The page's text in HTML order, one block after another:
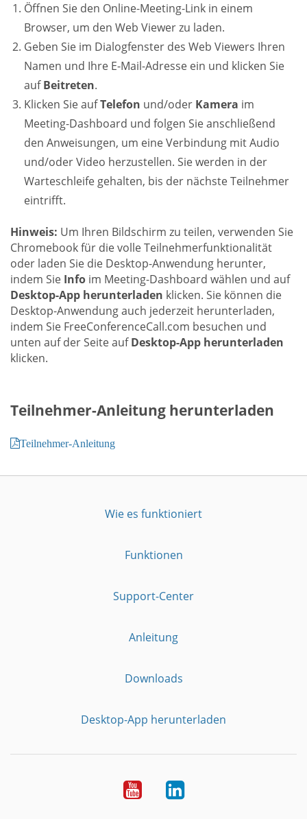
Öffnen Sie den Online-Meeting-Link in einem
Browser, um den Web Viewer zu laden.
Geben Sie im Dialogfenster des Web Viewers Ihren
Namen und Ihre E-Mail-Adresse ein und klicken Sie
aufBeitreten.
Klicken Sie aufTelefon und/oder Kamera im
Meeting-Dashboard und folgen Sie anschließend
den Anweisungen, um eine Verbindung mit Audio
und/oder Video herzustellen. Sie werden in der
Warteschleife gehalten, bis der nächste Teilnehmer
eintrifft.
Hinweis: Um Ihren Bildschirm zu teilen, verwenden Sie
Chromebook für die volle Teilnehmerfunktionalität
oder laden Sie die Desktop-Anwendung herunter,
indem Sie Info im Meeting-Dashboard wählen und auf
Desktop-App herunterladen klicken. Sie können die
Desktop-Anwendung auch jederzeit herunterladen,
indem Sie FreeConferenceCall.com besuchen und
unten auf der Seite aufDesktop-App herunterladen
klicken.
Teilnehmer-Anleitung herunterladen
Teilnehmer-Anleitung
Wie es funktioniert
Funktionen
Support-Center
Anleitung
Downloads
Desktop-App herunterladen
YouTubeLinkedIn